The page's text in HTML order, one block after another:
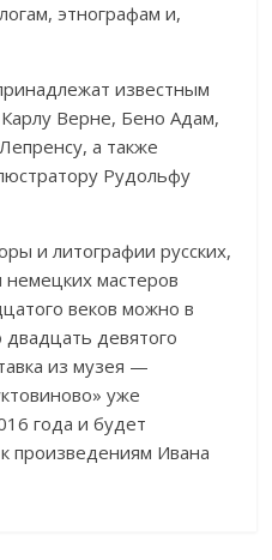
этнографам и,
известным
Верне, Бено Адам,
а также
Рудольфу
и литографии русских,
немецких мастеров
веков можно в
девятого
из музея —
уже
года и будет
произведениям Ивана